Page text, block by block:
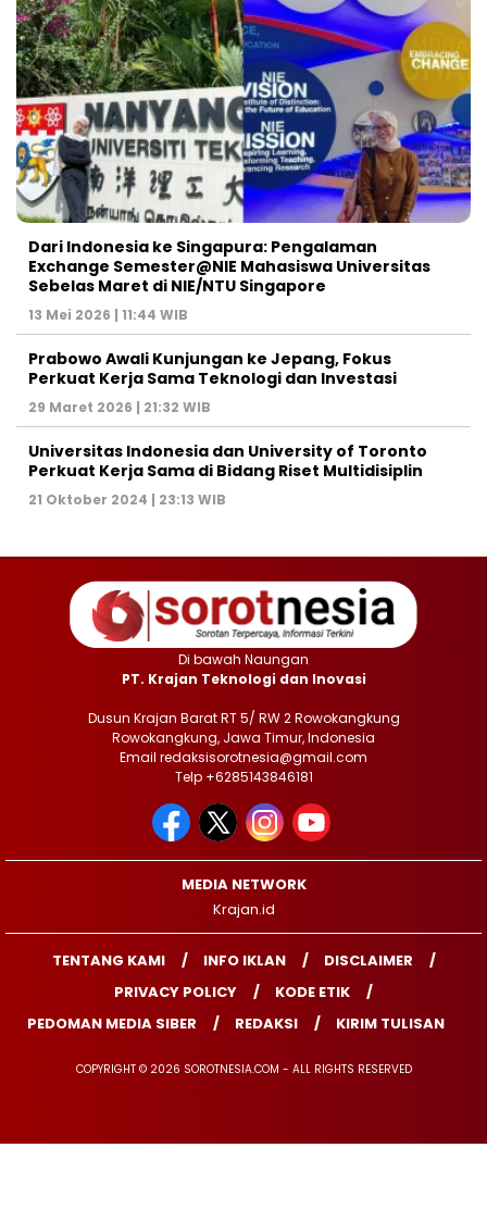
Dari Indonesia ke Singapura: Pengalaman
Exchange Semester@NIE Mahasiswa Universitas
Sebelas Maret di NIE/NTU Singapore
13 Mei 2026 | 11:44 WIB
Prabowo Awali Kunjungan ke Jepang, Fokus
Perkuat Kerja Sama Teknologi dan Investasi
29 Maret 2026 | 21:32 WIB
Universitas Indonesia dan University of Toronto
Perkuat Kerja Sama di Bidang Riset Multidisiplin
21 Oktober 2024 | 23:13 WIB
Di bawah Naungan
PT. Krajan Teknologi dan Inovasi
Dusun Krajan Barat RT 5/ RW 2 Rowokangkung
Rowokangkung, Jawa Timur, Indonesia
Email redaksisorotnesia@gmail.com
Telp +6285143846181
MEDIA NETWORK
Krajan.id
TENTANG KAMI INFO IKLAN
DISCLAIMER
PRIVACY POLICY
KODE ETIK
PEDOMAN MEDIA SIBER
REDAKSI KIRIM TULISAN
COPYRIGHT © 2026 SOROTNESIA.COM - ALL RIGHTS RESERVED